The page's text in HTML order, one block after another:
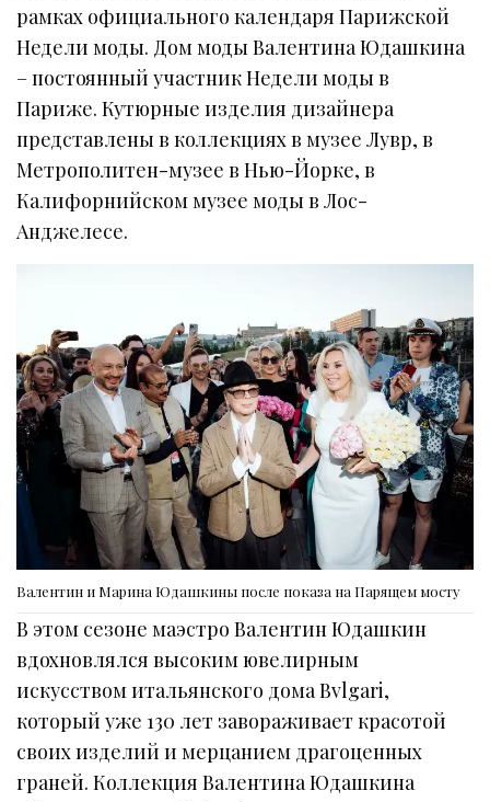
рамках официального календаря Парижской
Недели моды. Дом моды Валентина Юдашкина
– постоянный участник Недели моды в
Париже. Кутюрные изделия дизайнера
представлены в коллекциях в музее Лувр, в
Метрополитен-музее в Нью-Йорке, в
Калифорнийском музее моды в Лос-
Анджелесе.
Валентин и Марина Юдашкины после показа на Парящем мосту
В этом сезоне маэстро Валентин Юдашкин
вдохновлялся высоким ювелирным
искусством итальянского дома Bvlgari,
который уже 130 лет завораживает красотой
своих изделий и мерцанием драгоценных
граней. Коллекция Валентина Юдашкина